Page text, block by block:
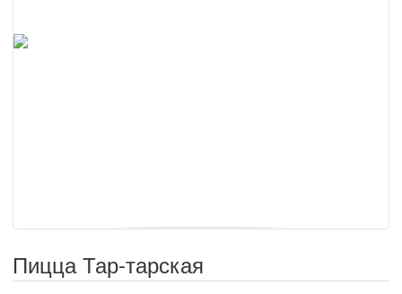
Пицца Тар-тарская